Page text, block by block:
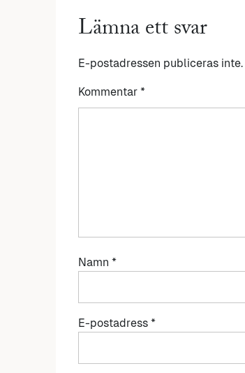
Lämna ett svar
E-postadressen publiceras inte.
Kommentar *
Namn *
E-postadress *